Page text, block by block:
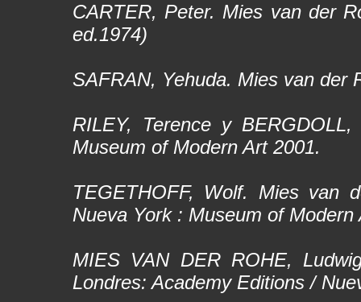
CARTER, Peter. Mies van der
ed.1974)
SAFRAN, Yehuda. Mies van der
RILEY, Terence y
Museum of Modern Art 2001.
TEGETHOFF, Wolf. Mies van
Nueva York : Museum of Modern
MIES VAN DER ROHE,
Londres: Academy Editions /